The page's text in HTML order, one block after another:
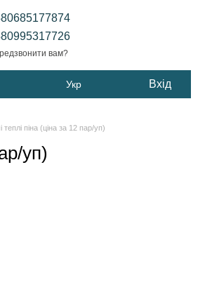
вам?
Укр Вхід
теплі піна (ціна за 12 пар/уп)
уп)